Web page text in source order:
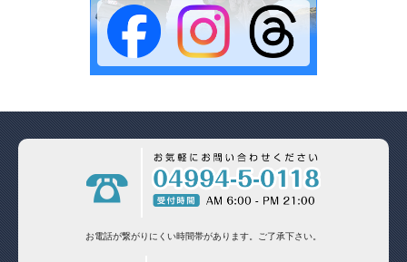
お電話が繋がりにくい時間帯があります。 ご了承下さい。